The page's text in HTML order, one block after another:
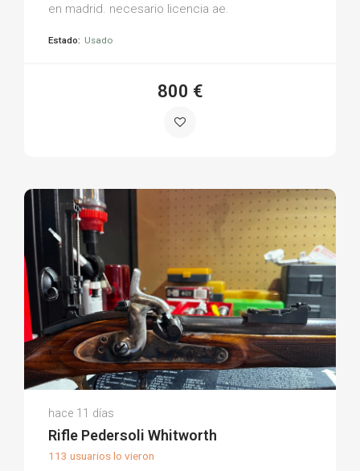
en madrid. necesario licencia ae.
Estado: Usado
800 €
Diego L.
(0)
hace 11 días
Rifle Pedersoli Whitworth
113 usuarios lo vieron